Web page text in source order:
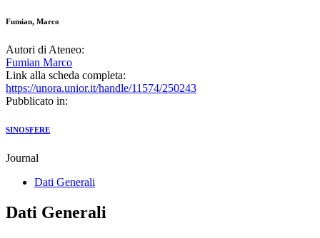
Fumian, Marco
Autori di Ateneo:
Fumian Marco
Link alla scheda completa:
https://unora.unior.it/handle/11574/250243
Pubblicato in:
SINOSFERE
Journal
Dati Generali
Dati Generali